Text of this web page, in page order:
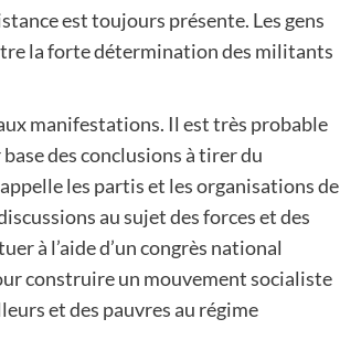
est toujours présente. Les gens
la forte détermination des militants
manifestations. Il est très probable
des conclusions à tirer du
les partis et les organisations de
au sujet des forces et des
à l’aide d’un congrès national
construire un mouvement socialiste
et des pauvres au régime